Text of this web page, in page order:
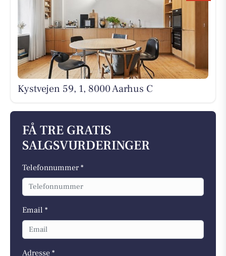
Kystvejen 59, 1, 8000 Aarhus C
FÅ TRE GRATIS
SALGSVURDERINGER
Telefonnummer *
Email *
Adresse *